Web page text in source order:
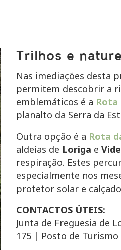
Trilhos e
Nas imediações desta
permitem descobrir a
emblemáticos é a Rota
planalto da Serra da
Outra opção é a Rota
aldeias de Loriga e Vide
respiração. Estes
especialmente nos
protetor solar e
CONTACTOS ÚTEIS:
Junta de Freguesia de
175 | Posto de Turismo